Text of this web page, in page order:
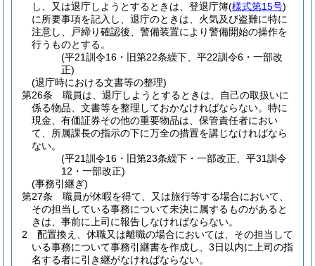
し、又は退庁しようとするときは、登退庁簿(様式第15号)
に所要事項を記入し、退庁のときは、火気及び盗難に特に
注意し、戸締り確認後、警備装置により警備開始の操作を
行うものとする。
(平21訓令16・旧第22条繰下、平22訓令6・一部改
正)
(退庁時における文書等の整理)
第26条
職員は、退庁しようとするときは、自己の取扱いに
係る物品、文書等を整理しておかなければならない。 特に
現金、有価証券その他の重要物品は、保管責任者におい
て、所属課長の指示の下に万全の措置を講じなければなら
ない。
(平21訓令16・旧第23条繰下・一部改正、平31訓令
12・一部改正)
(事務引継ぎ)
第27条
職員が休暇を得て、又は旅行等する場合において、
その担当している事務について未決に属するものがあると
きは、事前に上司に報告しなければならない。
2
配置換え、休職又は離職の場合においては、その担当して
いる事務について事務引継書を作成し、3日以内に上司の指
名する者に引き継がなければならない。